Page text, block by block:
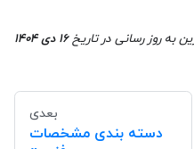
به روز رسانی در تاریخ۱۶ دی ۱۴۰۴
بعدی
دسته بندی مشخصات